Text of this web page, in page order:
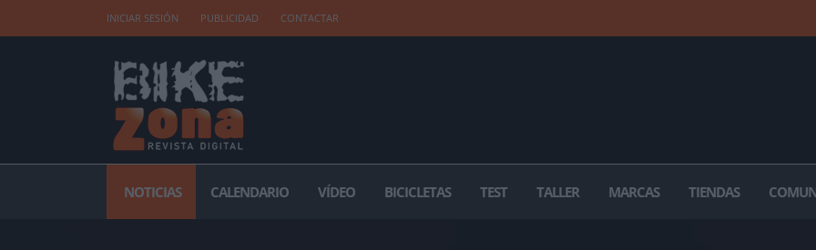
INICIAR SESIÓN PUBLICIDAD CONTACTAR
NOTICIAS CALENDARIO VÍDEO BICICLETAS TEST TALLER MARCAS TIENDAS